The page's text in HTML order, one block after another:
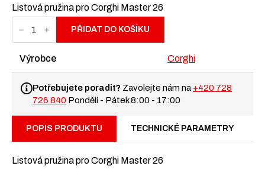
Listová pružina pro Corghi Master 26
Listová
pružina
pro
Master
PŘIDAT DO KOŠÍKU
Výrobce Corghi
Potřebujete poradit? Zavolejte nám na +420 728
726 840 Pondělí - Pátek 8:00 - 17:00
POPIS PRODUKTU TECHNICKÉ PARAMETRY
Listová pružina pro Corghi Master 26